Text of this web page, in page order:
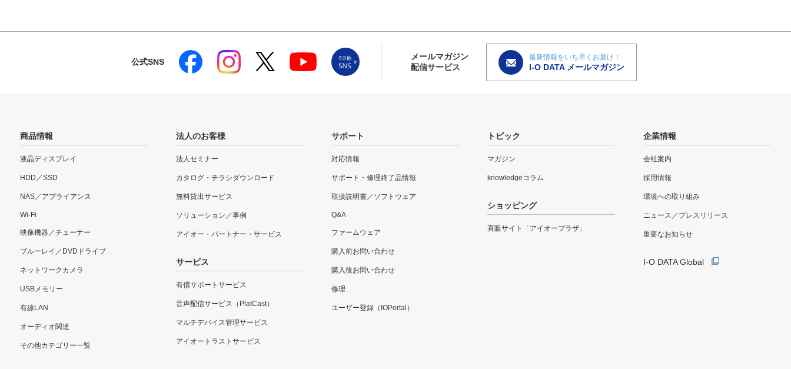
公式SNS
メールマガジン
配信サービス
最新情報をいち早くお届け！
I-O DATA メールマガジン
商品情報
液晶ディスプレイ
HDD／SSD
NAS／アプライアンス
Wi-Fi
映像機器／チューナー
ブルーレイ／DVDドライブ
ネットワークカメラ
USBメモリー
有線LAN
オーディオ関連
その他カテゴリー一覧
法人のお客様
法人セミナー
カタログ・チラシダウンロード
無料貸出サービス
ソリューション／事例
アイオー・パートナー・サービス
サービス
有償サポートサービス
音声配信サービス（PlatCast）
マルチデバイス管理サービス
アイオートラストサービス
サポート
対応情報
サポート・修理終了品情報
取扱説明書／ソフトウェア
Q&A
ファームウェア
購入前お問い合わせ
購入後お問い合わせ
修理
ユーザー登録（IOPortal）
トピック
マガジン
knowledgeコラム
ショッピング
直販サイト「アイオープラザ」
企業情報
会社案内
採用情報
環境への取り組み
ニュース／プレスリリース
重要なお知らせ
I-O DATA Global